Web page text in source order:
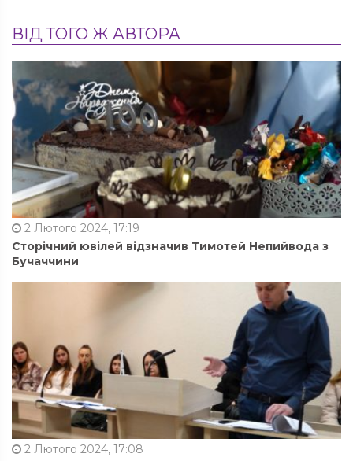
ВІД ТОГО Ж АВТОРА
2 Лютого 2024, 17:19
Сторічний ювілей відзначив Тимотей Непийвода з
Бучаччини
2 Лютого 2024, 17:08